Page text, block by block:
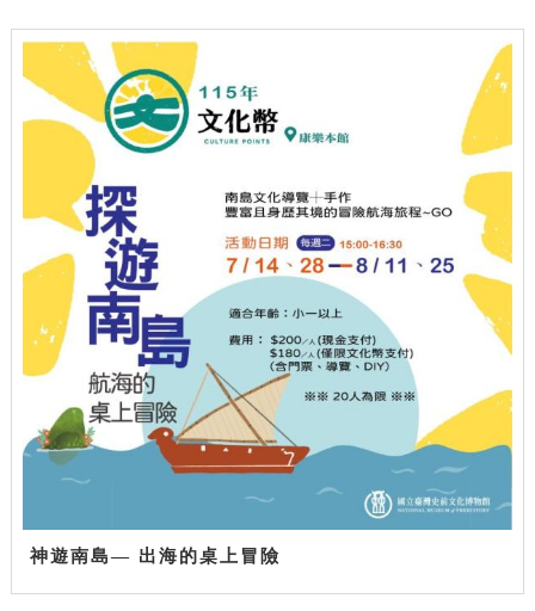
神遊南島— 出海的桌上冒險